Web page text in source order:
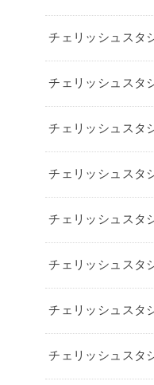
チェリッシュスタ
チェリッシュスタ
チェリッシュスタ
チェリッシュスタ
チェリッシュスタ
チェリッシュスタ
チェリッシュスタ
チェリッシュスタ